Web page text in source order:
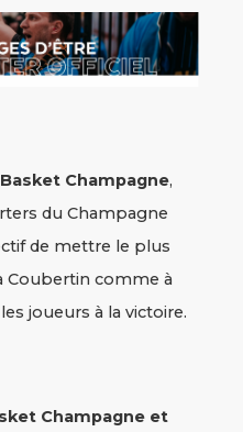
Basket Champagne,
du Champagne
de mettre le plus
Coubertin comme à
joueurs à la victoire.
Champagne et